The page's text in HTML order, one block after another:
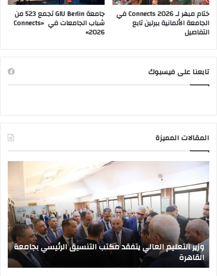
ختام مبهر لـ Connects 2026 في
الجامعة الألمانية ببرلين تابع
التفاصيل
جامعة GIU Berlin تجمع 523 من
شباب الجامعات في «Connects
2026»
تابعنا على فيسبوك
المقالات المميزة
وزير
العالي
يتفقد
مكتب
التنسيق
الرئيسي
بجامعة
القاهرة
وزير التعليم العالي يتفقد مكتب التنسيق الرئيسي بجامعة
القاهرة